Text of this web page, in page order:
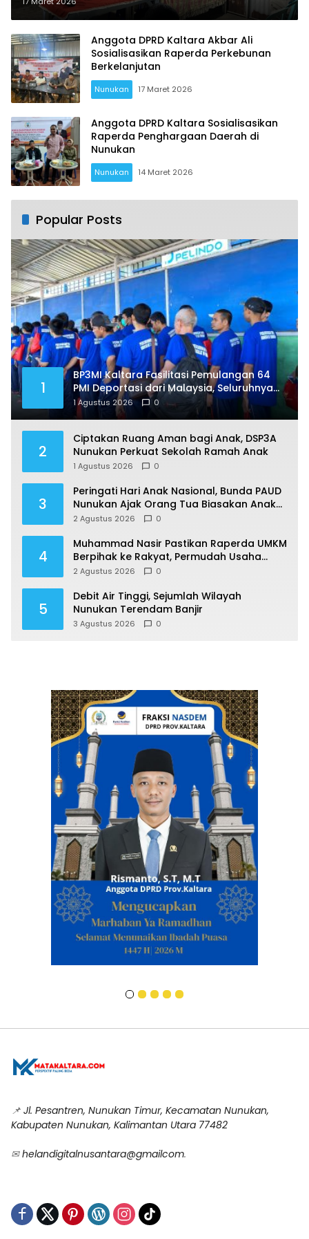
Anggota DPRD Kaltara Akbar Ali
Sosialisasikan Raperda Perkebunan
Berkelanjutan
Nunukan 17 Maret 2026
Anggota DPRD Kaltara Sosialisasikan
Raperda Penghargaan Daerah di
Nunukan
Nunukan 14 Maret 2026
Popular Posts
1
BP3MI Kaltara Fasilitasi Pemulangan 64
PMI Deportasi dari Malaysia, Seluruhnya
Jalani Pendataan di Nunukan
1 Agustus 2026 0
2
Ciptakan Ruang Aman bagi Anak, DSP3A
Nunukan Perkuat Sekolah Ramah Anak
1 Agustus 2026 0
3
Peringati Hari Anak Nasional, Bunda PAUD
Nunukan Ajak Orang Tua Biasakan Anak
Gemar Berolahraga
2 Agustus 2026 0
4
Muhammad Nasir Pastikan Raperda UMKM
Berpihak ke Rakyat, Permudah Usaha
hingga Perluas Pasar
2 Agustus 2026 0
5
Debit Air Tinggi, Sejumlah Wilayah
Nunukan Terendam Banjir
3 Agustus 2026 0
📌 Jl. Pesantren, Nunukan Timur, Kecamatan Nunukan,
Kabupaten Nunukan, Kalimantan Utara 77482
✉ helandigitalnusantara@gmailcom.